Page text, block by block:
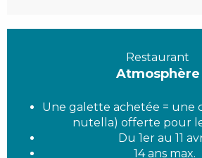
Restaurant
Atmosphère
Une galette achetée = une
nutella) offerte pour
Du 1er au 11
14 ans max.